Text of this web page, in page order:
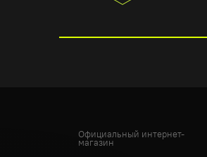
Официальный интернет-
магазин